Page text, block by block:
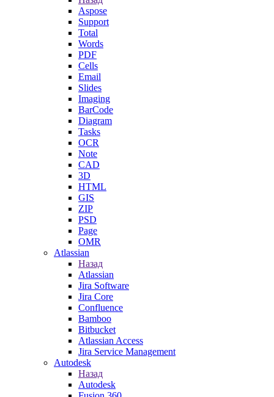
Aspose
Support
Total
Words
PDF
Cells
Email
Slides
Imaging
BarCode
Diagram
Tasks
OCR
Note
CAD
3D
HTML
GIS
ZIP
PSD
Page
OMR
Atlassian
Назад
Atlassian
Jira Software
Jira Core
Confluence
Bamboo
Bitbucket
Atlassian Access
Jira Service Management
Autodesk
Назад
Autodesk